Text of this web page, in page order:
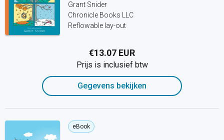
Grant Snider
Chronicle Books LLC
Reflowable lay-out
€13.07 EUR
Prijs is inclusief btw
Gegevens bekijken
eBook